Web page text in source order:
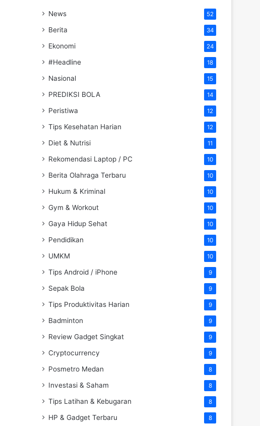
News 52
Berita 34
Ekonomi 24
#Headline 18
Nasional 15
PREDIKSI BOLA 14
Peristiwa 12
Tips Kesehatan Harian 12
Diet & Nutrisi 11
Rekomendasi Laptop / PC 10
Berita Olahraga Terbaru 10
Hukum & Kriminal 10
Gym & Workout 10
Gaya Hidup Sehat 10
Pendidikan 10
UMKM 10
Tips Android / iPhone 9
Sepak Bola 9
Tips Produktivitas Harian 9
Badminton 9
Review Gadget Singkat 9
Cryptocurrency 9
Posmetro Medan 8
Investasi & Saham 8
Tips Latihan & Kebugaran 8
HP & Gadget Terbaru 8